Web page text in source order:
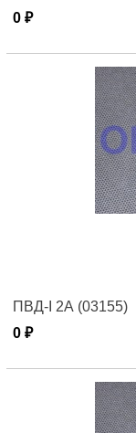
0 ₽
ПВД-I 2А (03155)
0 ₽